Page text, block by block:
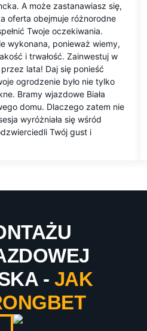
A może zastanawiasz się,
oferta obejmuje różnorodne
Twoje oczekiwania.
wykonana, ponieważ wiemy,
i trwałość. Zainwestuj w
lata! Daj się ponieść
ogrodzenie było nie tylko
Bramy wjazdowe Biała
domu. Dlaczego zatem nie
wyróżniała się wśród
Twój gust i
- JAK